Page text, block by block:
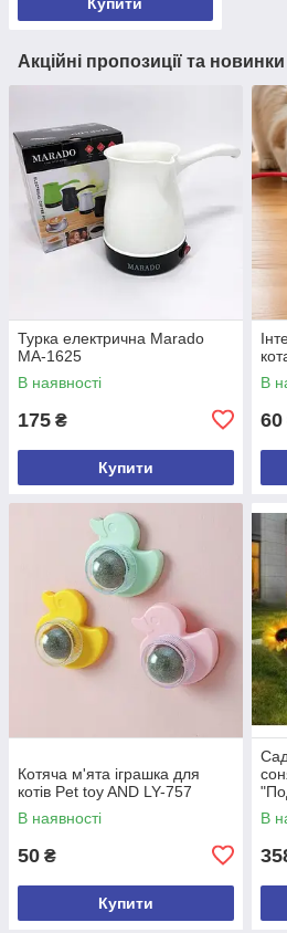
Акційні пропозиції та новинки
Турка електрична Marado
MA-1625
В наявності
175 ₴
Купити
В
60
Котяча м'ята іграшка для
котів Pet toy AND LY-757
В наявності
50 ₴
Купити
В